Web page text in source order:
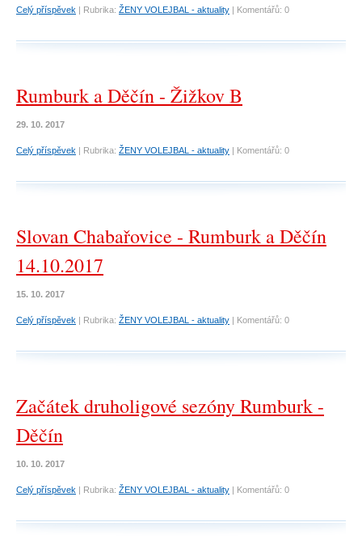
Celý příspěvek | Rubrika: ŽENY VOLEJBAL - aktuality | Komentářů: 0
Rumburk a Děčín - Žižkov B
29. 10. 2017
Celý příspěvek | Rubrika: ŽENY VOLEJBAL - aktuality | Komentářů: 0
Slovan Chabařovice - Rumburk a Děčín
14.10.2017
15. 10. 2017
Celý příspěvek | Rubrika: ŽENY VOLEJBAL - aktuality | Komentářů: 0
Začátek druholigové sezóny Rumburk -
Děčín
10. 10. 2017
Celý příspěvek | Rubrika: ŽENY VOLEJBAL - aktuality | Komentářů: 0